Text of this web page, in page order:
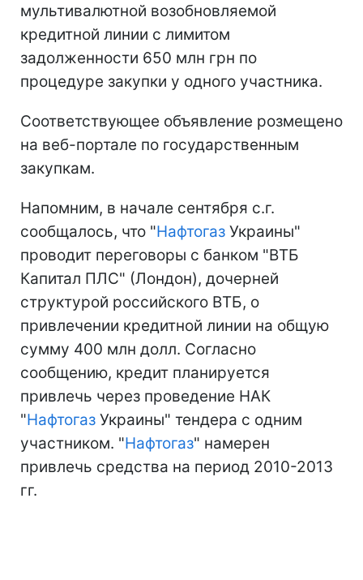
мультивалютной возобновляемой
кредитной линии с лимитом
задолженности 650 млн грн по
процедуре закупки у одного участника.
Соответствующее объявление розмещено
на веб-портале по государственным
закупкам.
Напомним, в начале сентября с.г.
сообщалось, что "Нафтогаз Украины"
проводит переговоры с банком "ВТБ
Капитал ПЛС" (Лондон), дочерней
структурой российского ВТБ, о
привлечении кредитной линии на общую
сумму 400 млн долл. Согласно
сообщению, кредит планируется
привлечь через проведение НАК
"Нафтогаз Украины" тендера с одним
участником. "Нафтогаз" намерен
привлечь средства на период 2010-2013
гг.